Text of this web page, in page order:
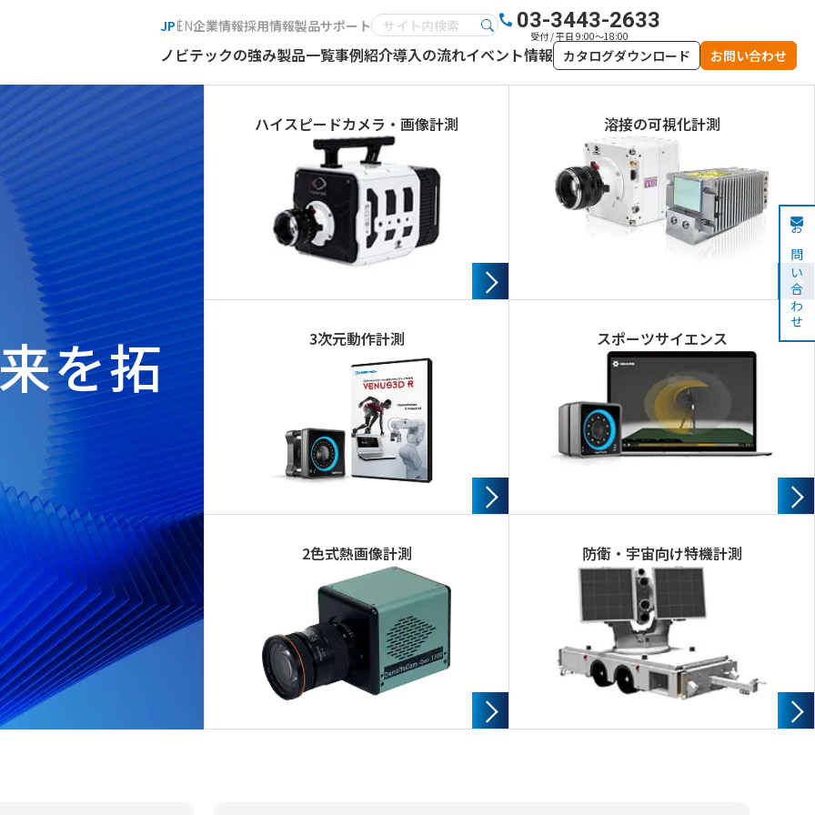
JPEN企業情報採用情報製品サポート 03-3443-2633
受付 / 平日 9:00～18:00
ノビテックの強み製品一覧事例紹介導入の流れイベント情報 カタログダウンロード お問い合わせ
を拓
ハイスピードカメラ・画像計測 溶接の可視化計測
3次元動作計測 スポーツサイエンス
2色式熱画像計測 防衛・宇宙向け特機計測
お問い合わせ